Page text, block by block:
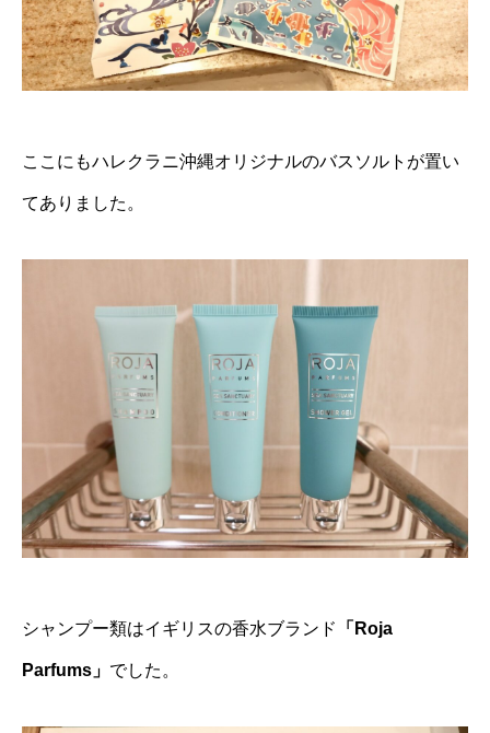
ここにもハレクラニ沖縄オリジナルのバスソルトが置い
てありました。
シャンプー類はイギリスの香水ブランド 「Roja
Parfums」 でした。